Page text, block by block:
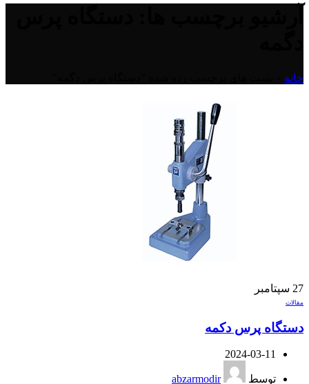
خانه
27 سپتامبر
مقالات
دستگاه پرس دکمه
2024-03-11
توسط
abzarmodir